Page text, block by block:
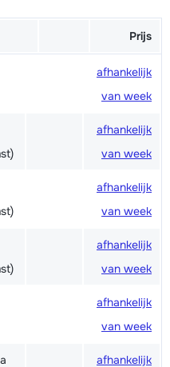
Prijs
afhankelijk
van week
afhankelijk
van week
afhankelijk
van week
afhankelijk
van week
afhankelijk
van week
afhankelijk